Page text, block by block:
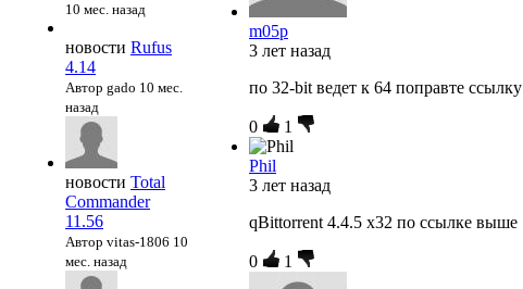
10 мес. назад
новости Rufus
4.14
Автор gado 10 мес.
назад
новости Total
Commander
11.56
Автор vitas-1806 10
мес. назад
m05p
3 лет назад
по 32-bit ведет к 64 поправте ссылку
0 1
Phil
3 лет назад
qBittorrent 4.4.5 x32 по ссылке выше
0 1